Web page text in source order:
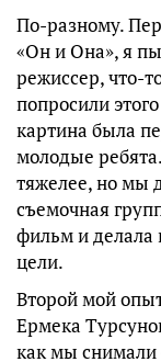
По-разному.
«Он и Она», я
режиссер, что-
попросили
картина была
молодые
тяжелее, но мы
съемочная
фильм и делала
цели.
Второй мой
Ермека
как мы снимали